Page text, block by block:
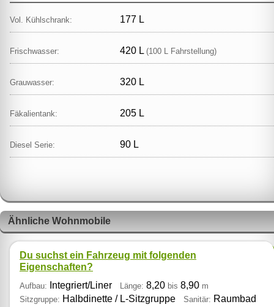
Vol. Kühlschrank: 177 L
Frischwasser: 420 L (100 L Fahrstellung)
Grauwasser: 320 L
Fäkalientank: 205 L
Diesel Serie: 90 L
Ähnliche Wohnmobile
Du suchst ein Fahrzeug mit folgenden
Eigenschaften?
Aufbau: Integriert/Liner Länge: 8,20 bis 8,90 m
Sitzgruppe: Halbdinette / L‑Sitzgruppe Sanitär: Raumbad